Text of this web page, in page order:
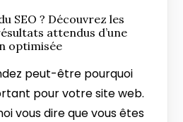
SEO ? Découvrez les
attendus d’une
optimisée
peut-être pourquoi
pour votre site web.
vous dire que vous êtes